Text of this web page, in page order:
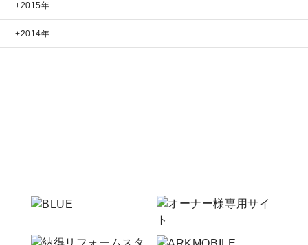
2015年
2014年